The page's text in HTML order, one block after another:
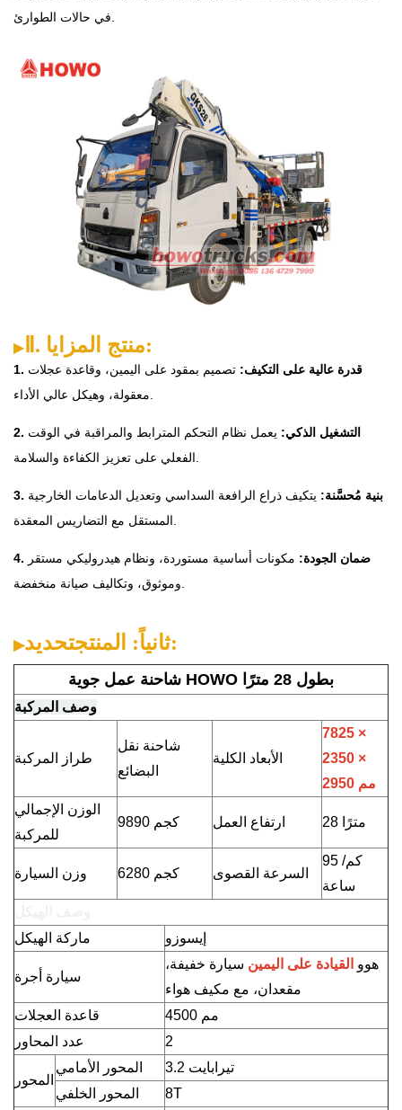
▶ Ⅱ. منتج المزايا :
1. قدرة عالية على التكيف: تصميم بمقود على اليمين، وقاعدة عجلات
2. التشغيل الذكي: يعمل نظام التحكم المترابط والمراقبة في الوقت
3. بنية مُحسَّنة: يتكيف ذراع الرافعة السداسي وتعديل الدعامات الخارجية
4. ضمان الجودة: مكونات أساسية مستوردة، ونظام هيدروليكي مستقر
▶ ثانياً: المنتجتحديد :
شاحنة عمل جوية HOWO بطول 28 مترًا
وصف المركبة
طراز المركبة
شاحنة نقل
البضائع
الأبعاد الكلية
7825 ×
2350 ×
2950 مم
الوزن الإجمالي
للمركبة
9890 كجم ارتفاع العمل 28 مترًا
وزن السيارة 6280 كجم السرعة القصوى
95 كم/
ساعة
ماركة الهيكل
إيسوزو
سيارة أجرة
هوو القيادة على اليمين سيارة خفيفة،
مقعدان، مع مكيف هواء
قاعدة العجلات
4500 مم
عدد المحاور
2
المحور
المحور الأمامي
3.2 تيرابايت
المحور الخلفي
8T